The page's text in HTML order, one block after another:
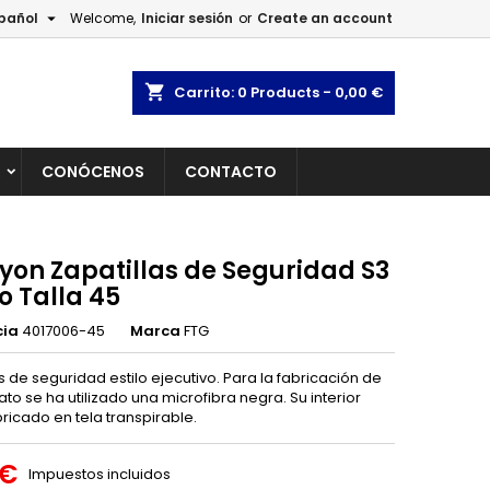
Welcome, Iniciar sesión or Create an account

shopping_cart Carrito: 0 Products - 0,00 €
CONÓCENOS CONTACTO
Zapatillas de Seguridad S3
Talla 45
4017006-45 Marca FTG
de seguridad estilo ejecutivo. Para la fabricación de
se ha utilizado una microfibra negra. Su interior
en tela transpirable.
Impuestos incluidos